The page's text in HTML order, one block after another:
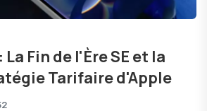
La Fin de l'Ère SE et la
Tarifaire d'Apple